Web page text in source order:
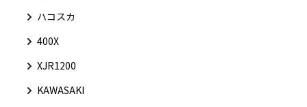
ハコスカ
400X
XJR1200
KAWASAKI